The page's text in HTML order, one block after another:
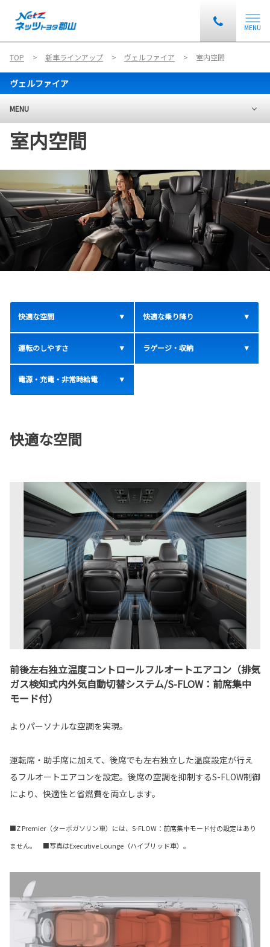
MENU
TOP 新車ラインアップ ヴェルファイア 室内空間
ヴェルファイア
MENU
室内空間
快適な空間 快適な乗り降り
運転のしやすさ ラゲージ・収納
電源・充電・非常時給電
快適な空間
前後左右独立温度コントロールフルオートエアコン（排気
ガス検知式内外気自動切替システム/S-FLOW：前席集中
モード付）
よりパーソナルな空調を実現。
運転席・助手席に加えて、後席でも左右独立した温度設定が行え
るフルオートエアコンを設定。後席の空調を抑制するS-FLOW制御
により、快適性と省燃費を両立します。
■Z Premier（ターボガソリン車）には、S-FLOW：前席集中モード付の設定はあり
ません。 ■写真はExecutive Lounge（ハイブリッド車）。